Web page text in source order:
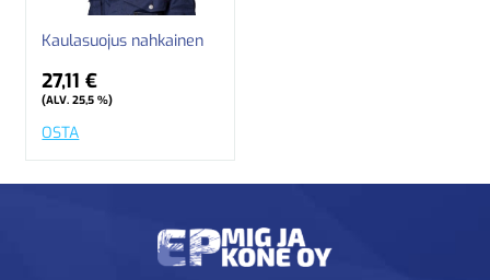
Kaulasuojus nahkainen
27,11 €
(ALV. 25,5 %)
OSTA